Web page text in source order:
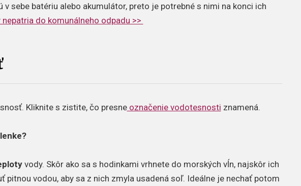
sebe batériu alebo akumulátor, preto je potrebné s nimi na konci ich
nepatria do komunálneho odpadu >>
Kliknite s zistite, čo presneoznačenie vodotesnosti znamená.
vody. Skôr ako sa s hodinkami vrhnete do morských vĺn, najskôr ich
vodou, aby sa z nich zmyla usadená soľ. Ideálne je nechať potom